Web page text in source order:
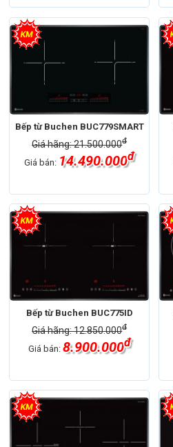
Bếp từ Buchen BUC779SMART
Giá hãng: 21.500.000đ
Giá bán: 14.490.000đ
Bếp từ Buchen BUC775ID
Giá hãng: 12.850.000đ
Giá bán: 8.900.000đ